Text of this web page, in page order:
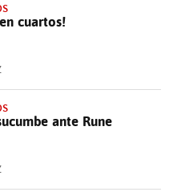
cuartos!
ante Rune